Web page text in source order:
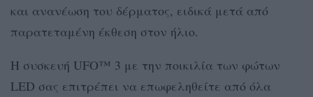
και ανανέωση του δέρματος, ειδικά μετά από
παρατεταμένη έκθεση στον ήλιο.
Η συσκευή UFO™ 3 με την ποικιλία των φώτων
LED σας επιτρέπει να επωφεληθείτε από όλα